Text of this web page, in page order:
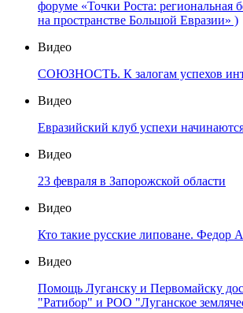
форуме «Точки Роста: региональная
на пространстве Большой Евразии» )
Видео
СОЮЗНОСТЬ. К залогам успехов
Видео
Евразийский клуб успехи
Видео
23 февраля в Запорожской области
Видео
Кто такие русские липоване. Федор
Видео
Помощь Луганску и Первомайску
"Ратибор" и РОО "Луганское